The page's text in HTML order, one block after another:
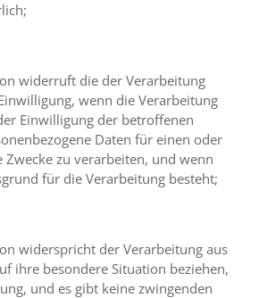
widerruft die der Verarbeitung
wenn die Verarbeitung
Einwilligung der betroffenen
Daten für einen oder
zu verarbeiten, und wenn
für die Verarbeitung besteht;
widerspricht der Verarbeitung aus
ihre besondere Situation beziehen,
und es gibt keine zwingenden